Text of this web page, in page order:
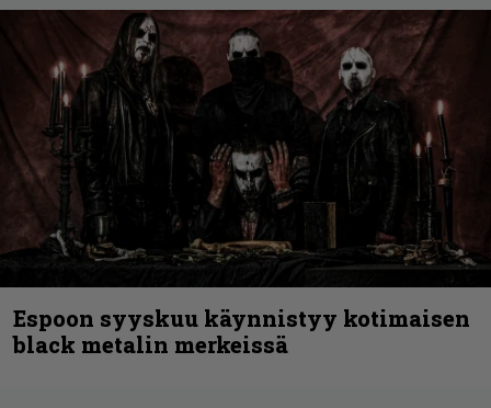
Espoon syyskuu käynnistyy kotimaisen
black metalin merkeissä